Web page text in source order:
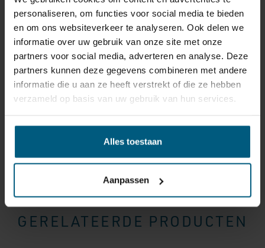
personaliseren, om functies voor social media te bieden
en om ons websiteverkeer te analyseren. Ook delen we
informatie over uw gebruik van onze site met onze
partners voor social media, adverteren en analyse. Deze
partners kunnen deze gegevens combineren met andere
informatie die u aan ze heeft verstrekt of die ze hebben
verzameld op basis van uw gebruik van hun services.
Alles toestaan
Aanpassen
reden ook is, u heeft het recht uw bestelling tot14
dagen na ontvangst zonder opgave van reden te
annuleren. Behandel het product met zorg en zorg
ervoor dat deze bij het retour sturen goed verpakt is.
Mocht het product beschadigd zijn of is de verpakking
meer beschadigd dan nodig, dan kunnen we deze
waardevermindering van het product aan u
GERELATEERDE PRODUCTEN